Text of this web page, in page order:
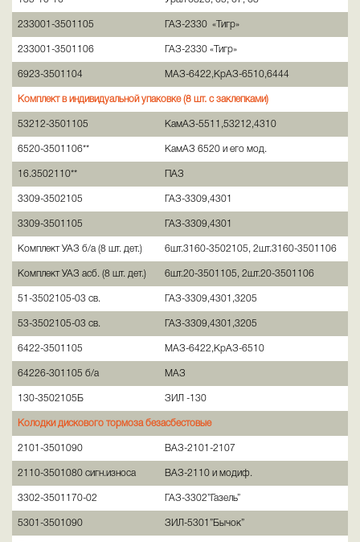
233001-3501105 ГАЗ-2330 «Тигр»
233001-3501106 ГАЗ-2330 «Тигр»
6923-3501104 МАЗ-6422,КрАЗ-6510,6444
Комплект в индивидуальной упаковке (8 шт. с заклепками)
53212-3501105 КамАЗ-5511,53212,4310
6520-3501106** КамАЗ 6520 и его мод.
16.3502110** ПАЗ
3309-3502105 ГАЗ-3309,4301
3309-3501105 ГАЗ-3309,4301
Комплект УАЗ б/а (8 шт. дет.) 6шт.3160-3502105, 2шт.3160-3501106
Комплект УАЗ асб. (8 шт. дет.) 6шт.20-3501105, 2шт.20-3501106
51-3502105-03 св. ГАЗ-3309,4301,3205
53-3502105-03 св. ГАЗ-3309,4301,3205
6422-3501105 МАЗ-6422,КрАЗ-6510
64226-301105 б/а МАЗ
130-3502105Б ЗИЛ -130
Колодки дискового тормоза безасбестовые
2101-3501090 ВАЗ-2101-2107
2110-3501080 сигн.износа ВАЗ-2110 и модиф.
3302-3501170-02 ГАЗ-3302”Газель”
5301-3501090 ЗИЛ-5301”Бычок”